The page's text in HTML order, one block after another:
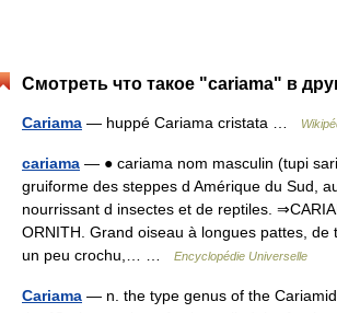
Смотреть что такое "cariama" в
Cariama — huppé Cariama cristata …
cariama — ● cariama nom masculin (tupi
gruiforme des steppes d Amérique du Sud,
nourrissant d insectes et de reptiles.
ORNITH. Grand oiseau à longues pattes, de
un peu crochu,… …
Encyclopédie Universelle
Cariama — n. the type genus of the